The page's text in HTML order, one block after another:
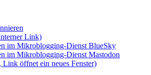
Link)
im Mikroblogging-Dienst BlueSky
im Mikroblogging-Dienst Mastodon
öffnet ein neues Fenster)